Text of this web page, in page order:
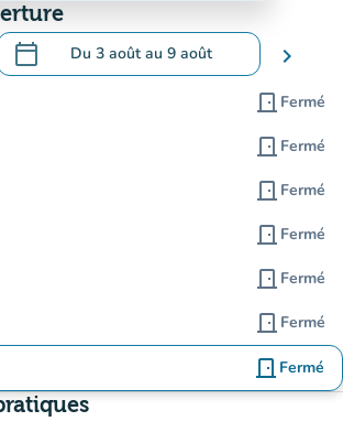
calendar_today Du 3 aoûtau 9 août
.Ouvrir le calendrier pour changer de
chevron_right
door_front Fermé
door_front Fermé
door_front Fermé
door_front Fermé
door_front Fermé
door_front Fermé
door_front Fermé